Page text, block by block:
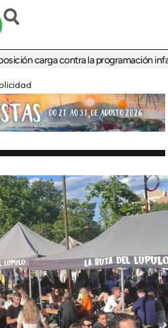
carga contra la programación infantil